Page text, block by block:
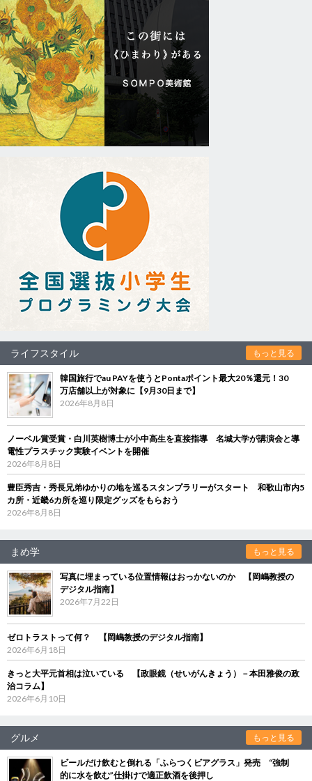
ライフスタイル もっと見る
韓国旅行でau PAYを使うとPontaポイント最大20％還元！30
万店舗以上が対象に【9月30日まで】
2026年8月8日
ノーベル賞受賞・白川英樹博士が小中高生を直接指導 名城大学が講演会と導
電性プラスチック実験イベントを開催
2026年8月8日
豊臣秀吉・秀長兄弟ゆかりの地を巡るスタンプラリーがスタート 和歌山市内5
カ所・近畿6カ所を巡り限定グッズをもらおう
2026年8月8日
まめ学 もっと見る
写真に埋まっている位置情報はおっかないのか 【岡嶋教授の
デジタル指南】
2026年7月22日
ゼロトラストって何？ 【岡嶋教授のデジタル指南】
2026年6月18日
きっと大平元首相は泣いている 【政眼鏡（せいがんきょう）－本田雅俊の政
治コラム】
2026年6月10日
グルメ もっと見る
ビールだけ飲むと倒れる「ふらつくビアグラス」発売 “強制
的に水を飲む”仕掛けで適正飲酒を後押し